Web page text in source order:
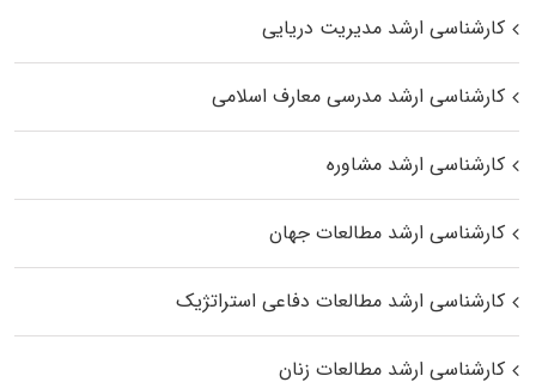
کارشناسی ارشد مدیریت دریایی
کارشناسی ارشد مدرسی معارف اسلامی
کارشناسی ارشد مشاوره
کارشناسی ارشد مطالعات جهان
کارشناسی ارشد مطالعات دفاعی استراتژیک
کارشناسی ارشد مطالعات زنان